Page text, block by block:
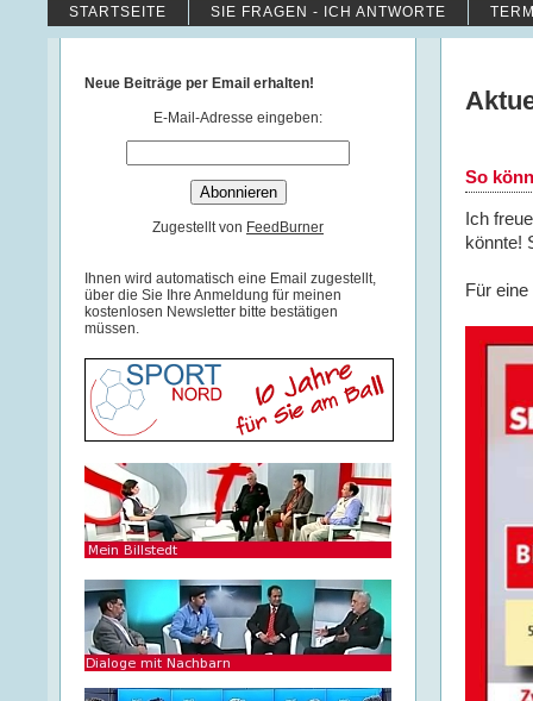
STARTSEITE SIE FRAGEN - ICH ANTWORTE
Neue Beiträge per Email erhalten!
E-Mail-Adresse eingeben:
Zugestellt von FeedBurner
Ihnen wird automatisch eine Email zugestellt,
über die Sie Ihre Anmeldung für meinen
kostenlosen Newsletter bitte bestätigen
müssen.
So
Ich
könnte!
Für